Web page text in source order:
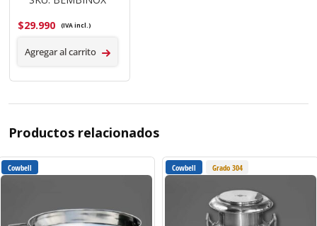
$29.990 (IVA incl.)
Agregar al carrito
Productos relacionados
Cowbell Cowbell Grado 304